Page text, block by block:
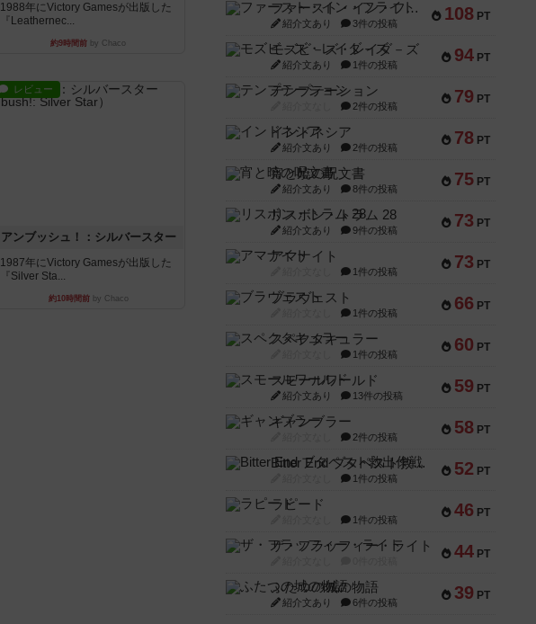
1988年にVictory Gamesが出版した
『Leathernec...
約9時間前 by Chaco
レビュー
アンブッシュ！：シルバースター
1987年にVictory Gamesが出版した
『Silver Sta...
約10時間前by Chaco
108 PT
ファースト・イン・フライト
紹介文あり 3件の投稿
94 PT
モズビ－ズ・レイダ－ズ
紹介文あり 1件の投稿
79 PT
テンプテーション
2件の投稿
78 PT
インドネシア
紹介文あり 2件の投稿
75 PT
宵と暁の呪文書
紹介文あり 8件の投稿
73 PT
リスボン・トラム 28
紹介文あり 9件の投稿
73 PT
アマナイト
1件の投稿
66 PT
ブラヴェスト
1件の投稿
60 PT
スペクタキュラー
1件の投稿
59 PT
スモールワールド
紹介文あり 13件の投稿
58 PT
ギャンブラー
2件の投稿
52 PT
Bitter End ブタペスト救出作戦
1件の投稿
46 PT
ラピード
1件の投稿
44 PT
ザ・フラッフィー・ライト
39 PT
ふたつの城の物語
紹介文あり 6件の投稿